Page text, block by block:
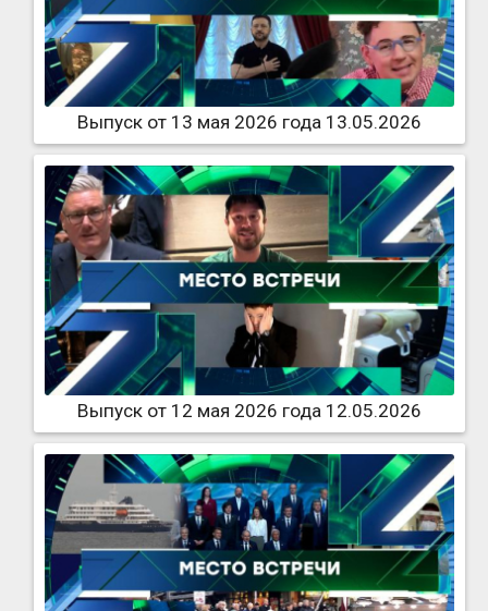
Выпуск от 13 мая 2026 года 13.05.2026
Выпуск от 12 мая 2026 года 12.05.2026